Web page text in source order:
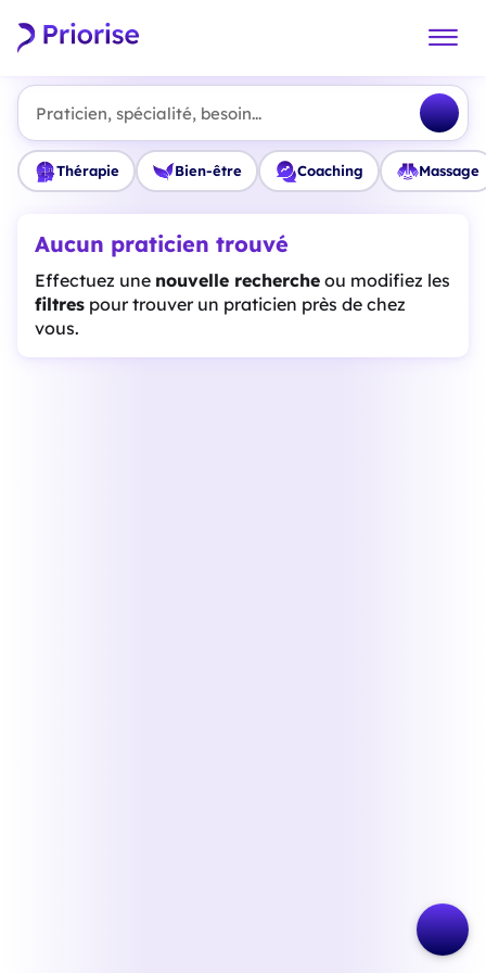
Praticien, spécialité, besoin...
Thérapie Bien-être Coaching Massage
Aucun praticien trouvé
Effectuez une nouvelle recherche ou modifiez les
filtres pour trouver un praticien près de chez
vous.